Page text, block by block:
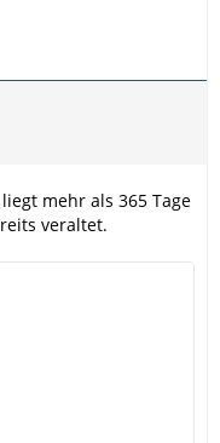
mehr als 365 Tage
veraltet.